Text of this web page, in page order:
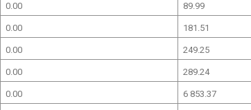
0.00 89.99
0.00 181.51
0.00 249.25
0.00 289.24
0.00 6 853.37